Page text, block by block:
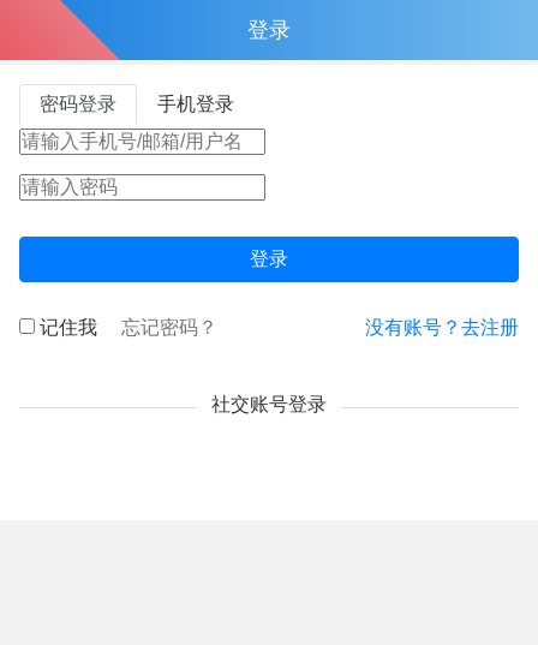
登录
密码登录 手机登录
登录
记住我 忘记密码？ 没有账号？去注册
社交账号登录